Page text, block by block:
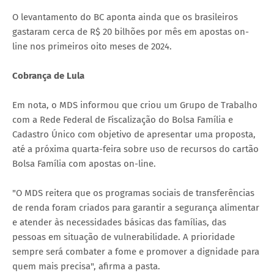
O levantamento do BC aponta ainda que os brasileiros
gastaram cerca de R$ 20 bilhões por mês em apostas on-
line nos primeiros oito meses de 2024.
Cobrança de Lula
Em nota, o MDS informou que criou um Grupo de Trabalho
com a Rede Federal de Fiscalização do Bolsa Família e
Cadastro Único com objetivo de apresentar uma proposta,
até a próxima quarta-feira sobre uso de recursos do cartão
Bolsa Família com apostas on-line.
"O MDS reitera que os programas sociais de transferências
de renda foram criados para garantir a segurança alimentar
e atender às necessidades básicas das famílias, das
pessoas em situação de vulnerabilidade. A prioridade
sempre será combater a fome e promover a dignidade para
quem mais precisa", afirma a pasta.